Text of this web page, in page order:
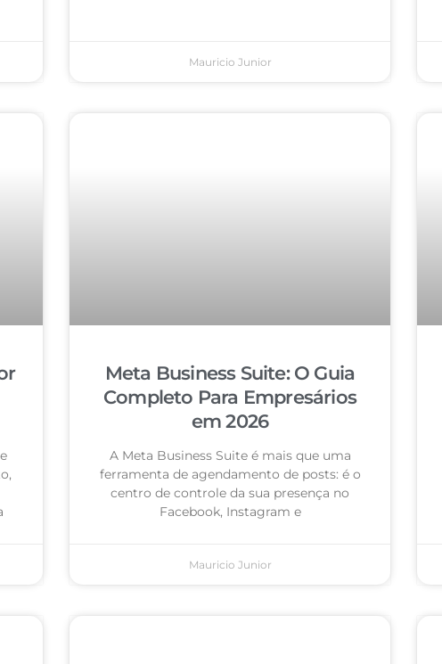
Mauricio Junior
Meta Business Suite: O Guia
Completo Para Empresários
em 2026
A Meta Business Suite é mais que uma
ferramenta de agendamento de posts: é o
centro de controle da sua presença no
Facebook, Instagram e
Mauricio Junior